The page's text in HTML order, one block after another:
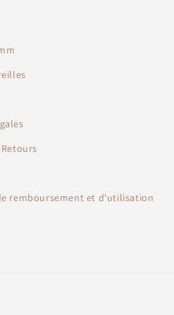
remboursement et d'utilisation